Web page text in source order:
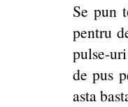
Se pun
pentru
pulse-
de pus
asta